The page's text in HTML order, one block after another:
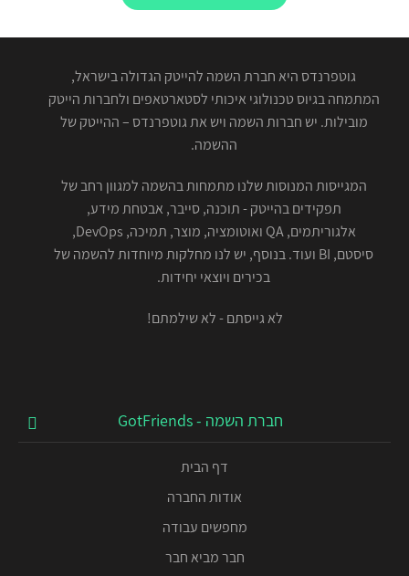
גוטפרנדס היא חברת השמה להייטק הגדולה בישראל,
המתמחה בגיוס טכנולוגי איכותי לסטארטאפים ולחברות הייטק
מובילות. יש חברות השמה ויש את גוטפרנדס – ההייטק של
ההשמה.
המגייסות המנוסות שלנו מתמחות בהשמה למגוון רחב של
תפקידים בהייטק - תוכנה, סייבר, אבטחת מידע,
אלגוריתמים, QA ואוטומציה, מוצר, תמיכה, DevOps,
סיסטם, BI ועוד. בנוסף, יש לנו מחלקות מיוחדות להשמה של
בכירים ויוצאי יחידות.
לא גייסתם - לא שילמתם!
חברת השמה - GotFriends
דף הבית
אודות החברה
מחפשים עבודה
חבר מביא חבר